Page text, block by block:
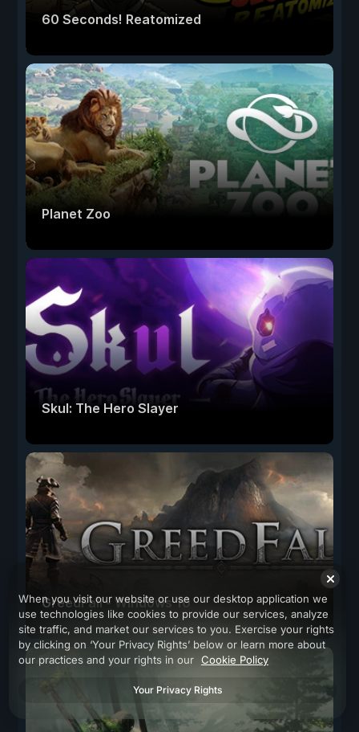
60 Seconds! Reatomized
Planet Zoo
Skul: The Hero Slayer
GreedFall - Windows 10
When you visit our website or use our desktop application we
use technologies like cookies to provide our services, analyze
site traffic, and market our services to you. Exercise your rights
by clicking on ‘Your Privacy Rights’ below or learn more about
our practices and your rights in our Cookie Policy
Your Privacy Rights